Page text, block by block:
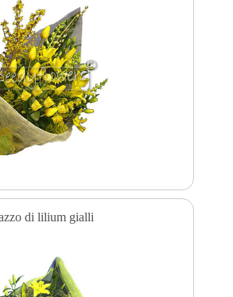
di lilium gialli